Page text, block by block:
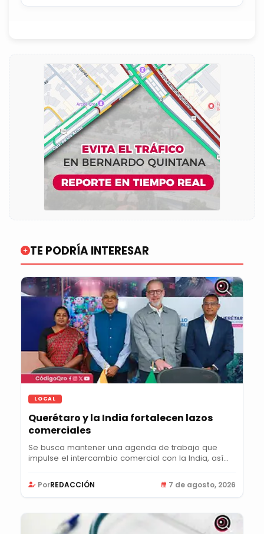
TE PODRÍA INTERESAR
LOCAL
Querétaro y la India fortalecen lazos
comerciales
Se busca mantener una agenda de trabajo que
impulse el intercambio comercial con la India, así
PorREDACCIÓN 7 de agosto, 2026